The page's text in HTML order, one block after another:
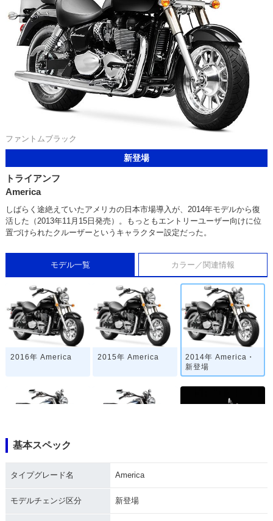
ファントムブラック
新登場
トライアンフ
America
しばらく途絶えていたアメリカの日本市場導入が、2014年モデルから復
活した（2013年11月15日発売）。もっともエントリーユーザー向けに位
置づけられたクルーザーというキャラクター設定だった。
モデル一覧 カラー／関連情報
2016年 America 2015年 America
2014年 America・
新登場
基本スペック
タイプグレード名 America
モデルチェンジ区分 新登場